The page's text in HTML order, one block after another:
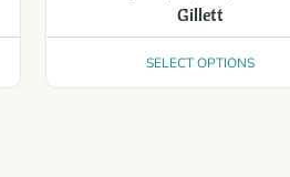
Gillett
SELECT OPTIONS